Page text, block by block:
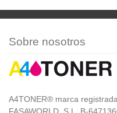
Sobre nosotros
A4TONER® marca
FASAWORLD, S.L. B-